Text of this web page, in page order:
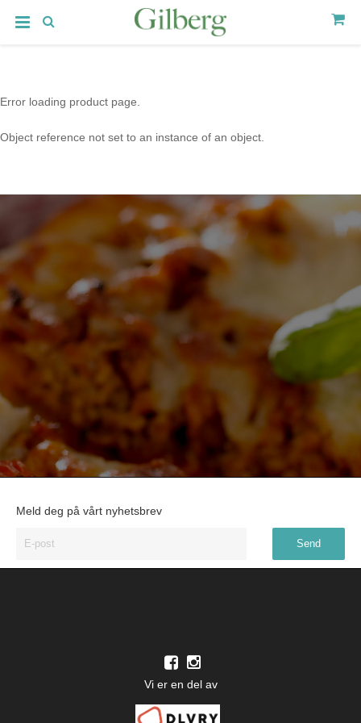
Error loading product page.
Object reference not set to an instance of an object.
Meld deg på vårt nyhetsbrev
Vi er en del av